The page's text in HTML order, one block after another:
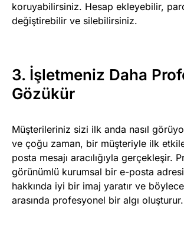
koruyabilirsiniz. Hesap ekleyebilir,
değiştirebilir ve silebilirsiniz.
3. İşletmeniz Daha
Gözükür
Müşterileriniz sizi ilk anda nasıl
ve çoğu zaman, bir müşteriyle ilk
posta mesajı aracılığıyla gerçekleşir.
görünümlü kurumsal bir e-posta
hakkında iyi bir imaj yaratır ve
arasında profesyonel bir algı oluşturur.